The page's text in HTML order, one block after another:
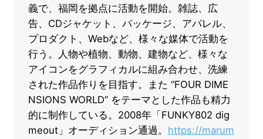
義で、福岡を拠点に活動を開始。雑誌、広
告、CDジャケット、パッケージ、アパレル、
プロダクト、Webなど、様々な媒体で活動を
行う。人物や植物、動物、建物など、様々な
アイコンをグラフィカルに組み合わせ、洗練
された作品作りを目指す。また “FOUR DIME
NSIONS WORLD” をテーマとした作品も精力
的に制作している。2008年「FUNKY802 dig
meout」オーディション通過。 https://marum